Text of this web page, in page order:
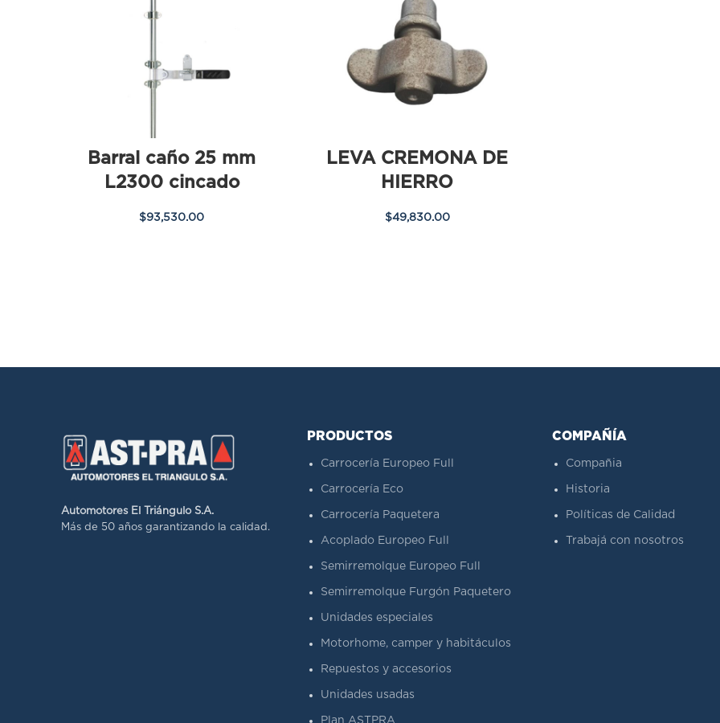
Barral caño 25 mm
L2300 cincado
$93,530.00
LEVA CREMONA DE
HIERRO
$49,830.00
Automotores El Triángulo S.A.
Más de 50 años garantizando la calidad.
PRODUCTOS
Carrocería Europeo Full
Carrocería Eco
Carrocería Paquetera
Acoplado Europeo Full
Semirremolque Europeo Full
Semirremolque Furgón Paquetero
Unidades especiales
Motorhome, camper y habitáculos
Repuestos y accesorios
Unidades usadas
Plan ASTPRA
COMPAÑÍA
Compañia
Historia
Políticas de Calidad
Trabajá con nosotros